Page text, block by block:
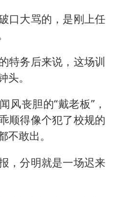
口大骂的，是刚上任
特务后来说，这场训
。
风丧胆的“戴老板”，
顺得像个犯了校规的
敢出。
，分明就是一场迟来